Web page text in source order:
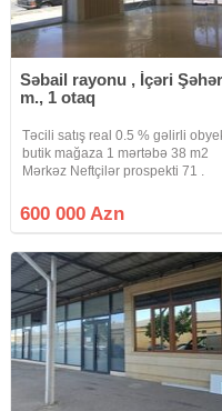
Səbail rayonu , İçəri Şəhər
m., 1 otaq
Təcili satış real 0.5 % gəlirli
butik mağaza 1 mərtəbə 38 m2
Mərkəz Neftçilər prospekti 71 .
çıxış.Əla təmir oroqinal dizayn.
İcarədarı var uzuz müddətli
600 000 Azn